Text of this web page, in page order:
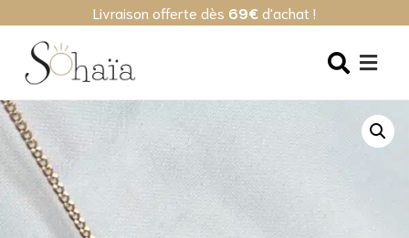
Livraison offerte dès 69€ d'achat !